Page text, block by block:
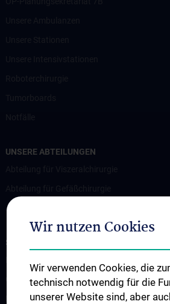
UNSERE ABTEILUNGEN
Abteilung für Transplantation
STUDIUM, AUS- UND WEITERBILDUNG
Chirurgische Lehre im
Klinisch-Praktisches Jahr (KPJ)
Wir nutzen Cookies
Wir verwenden Cookies, die
technisch notwendig für die
unserer Website sind, aber